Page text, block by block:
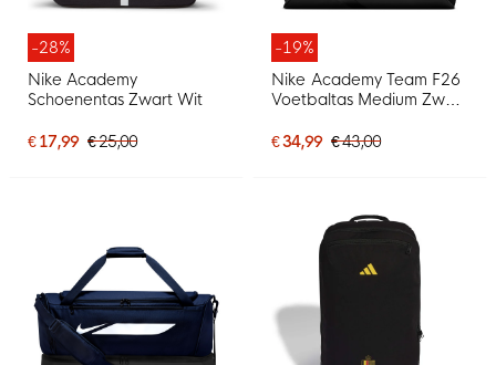
-28%
Nike Academy
Schoenentas Zwart Wit
€ 17,99 € 25,00
-19%
Nike Academy Team F26
Voetbaltas Medium Zwart
€ 34,99 € 43,00